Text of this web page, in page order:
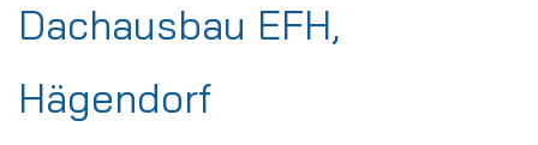
Dachausbau EFH,
Hägendorf